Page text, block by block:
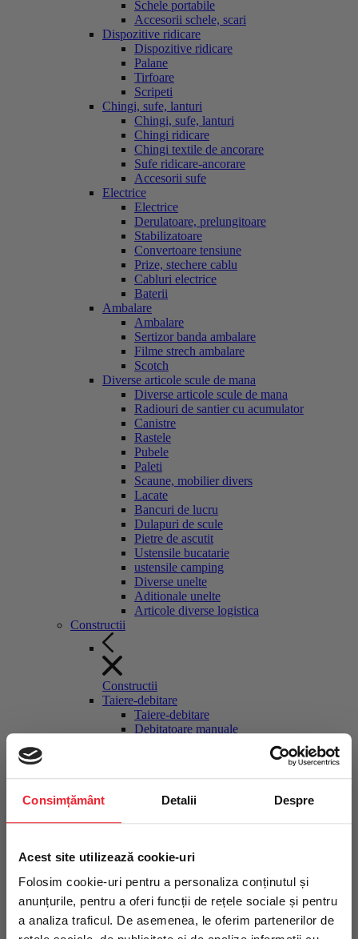
Consimțământ Detalii Despre
Acest site utilizează cookie-uri
Folosim cookie-uri pentru a personaliza conținutul și
anunțurile, pentru a oferi funcții de rețele sociale și pentru
a analiza traficul. De asemenea, le oferim partenerilor de
Schele portabile
Accesorii schele, scari
Dispozitive ridicare
Dispozitive ridicare
Palane
Tirfoare
Scripeti
Chingi, sufe, lanturi
Chingi, sufe, lanturi
Chingi ridicare
Chingi textile de ancorare
Sufe ridicare-ancorare
Accesorii sufe
Electrice
Electrice
Derulatoare, prelungitoare
Stabilizatoare
Convertoare tensiune
Prize, stechere cablu
Cabluri electrice
Baterii
Ambalare
Ambalare
Sertizor banda ambalare
Filme strech ambalare
Scotch
Diverse articole scule de mana
Diverse articole scule de mana
Radiouri de santier cu acumulator
Canistre
Rastele
Pubele
Paleti
Scaune, mobilier divers
Lacate
Bancuri de lucru
Dulapuri de scule
Pietre de ascutit
Ustensile bucatarie
ustensile camping
Diverse unelte
Aditionale unelte
Articole diverse logistica
Constructii
Constructii
Taiere-debitare
Taiere-debitare
Debitatoare manuale
Fierastraie materiale de constructii
Ghilotine pavele
Moto-compresoare, surse hidraulice
Motocompresoare tractabile
Compactoare
Compactoare
Maiuri compactoare
Intră în echipa
profesioniștilor TRITON
Fii primul care află despre noutăți,